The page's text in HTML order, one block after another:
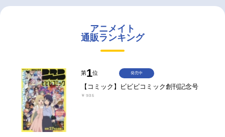
アニメイト
通販ランキング
第1位
【コミック】ビビビコミック創刊記念号
￥935
発売中